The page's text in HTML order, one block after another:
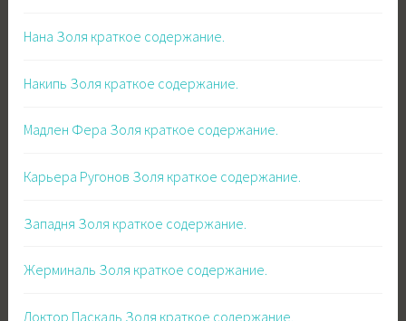
Нана Золя краткое содержание.
Накипь Золя краткое содержание.
Мадлен Фера Золя краткое содержание.
Карьера Ругонов Золя краткое содержание.
Западня Золя краткое содержание.
Жерминаль Золя краткое содержание.
Доктор Паскаль Золя краткое содержание.